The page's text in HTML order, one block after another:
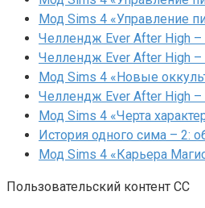
Мод Sims 4 «Управление
Челлендж Ever After High
Челлендж Ever After High
Мод Sims 4 «Новые
Челлендж Ever After High
Мод Sims 4 «Черта
История одного сима – 2:
Мод Sims 4 «Карьера
Пользовательский контент СС